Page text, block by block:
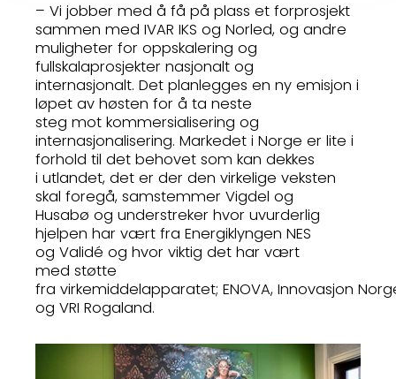
– Vi jobber med å få på plass et forprosjekt
sammen med IVAR IKS og Norled, og andre
muligheter for oppskalering og
fullskalaprosjekter nasjonalt og
internasjonalt. Det planlegges en ny emisjon i
løpet av høsten for å ta neste
steg mot kommersialisering og
internasjonalisering. Markedet i Norge er lite i
forhold til det behovet som kan dekkes
i utlandet, det er der den virkelige veksten
skal foregå, samstemmer Vigdel og
Husabø og understreker hvor uvurderlig
hjelpen har vært fra Energiklyngen NES
og Validé og hvor viktig det har vært
med støtte
fra virkemiddelapparatet; ENOVA, Innovasjon
og VRI Rogaland.